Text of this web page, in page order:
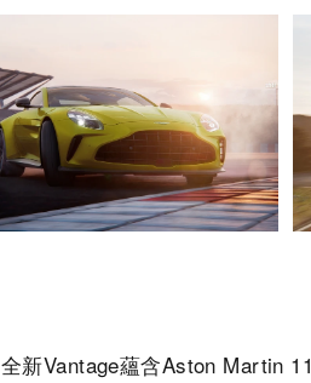
全新Vantage蘊含Aston Martin